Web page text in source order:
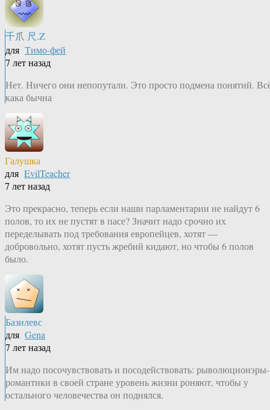
千爪 尺.Z
для Тимо-фей
7 лет назад
Нет. Ничего они непопутали. Это просто подмена понятий.
кака бычна
Галушка
для EvilTeacher
7 лет назад
Это прекрасно, теперь если наши парламентарии не найдут 6
полов, то их не пустят в пасе? Значит надо срочно их
переделывать под требования европейцев, хотят —
добровольно, хотят пусть жребий кидают, но чтобы 6 полов
было.
Базилевс
для Gena
7 лет назад
Им надо посочувствовать и посодействовать: рыволюционэры-
романтики в своей стране уровень жизни роняют, чтобы у
остального человечества он поднялся.